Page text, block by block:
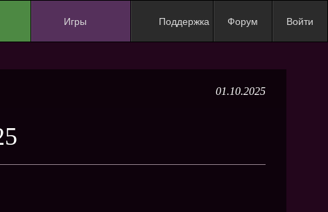
Игры Поддержка Форум Войти
01.10.2025